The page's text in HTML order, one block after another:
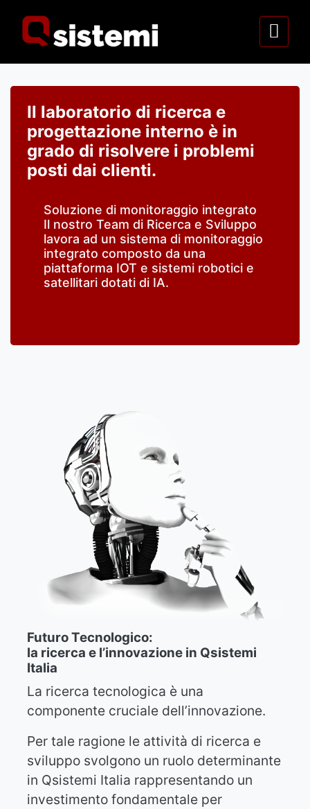
Il laboratorio di ricerca e
progettazione interno è in
grado di risolvere i problemi
posti dai clienti.
Soluzione di monitoraggio integrato
Il nostro Team di Ricerca e Sviluppo
lavora ad un sistema di monitoraggio
integrato composto da una
piattaforma IOT e sistemi robotici e
satellitari dotati di IA.
Futuro Tecnologico:
la ricerca e l’innovazione in Qsistemi
Italia
La ricerca tecnologica è una
componente cruciale dell’innovazione.
Per tale ragione le attività di ricerca e
sviluppo svolgono un ruolo determinante
in Qsistemi Italia rappresentando un
investimento fondamentale per